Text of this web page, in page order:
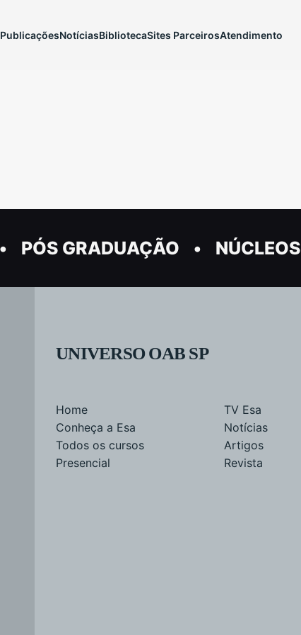
PublicaçõesNotíciasBibliotecaSites ParceirosAtendimento
PÓS GRADUAÇÃO NÚCLEOS
UNIVERSO OAB SP
Home
Conheça a Esa
Todos os cursos
Presencial
TV Esa
Notícias
Artigos
Revista